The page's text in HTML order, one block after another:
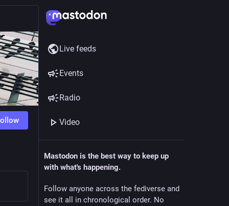
Live feeds
Events
Radio
Video
Mastodon is the best way to keep up
with what's happening.
Follow anyone across the fediverse and
see it all in chronological order. No